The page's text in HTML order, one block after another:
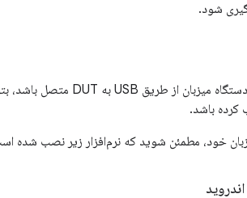
شود.
کرده باشد.
خود، مطمئن شوید که نرم‌افزار زیر نصب شده